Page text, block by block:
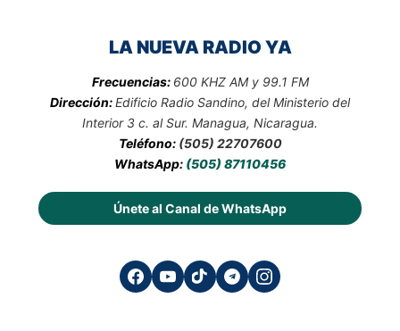
LA NUEVA RADIO YA
Frecuencias: 600 KHZ AM y 99.1 FM
Dirección:Edificio Radio Sandino, del Ministerio del
Interior 3 c. al Sur. Managua, Nicaragua.
Teléfono: (505) 22707600
WhatsApp: (505) 87110456
Únete al Canal de WhatsApp